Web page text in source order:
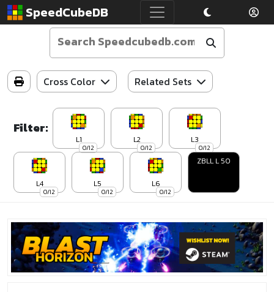
SpeedCubeDB
Cross Color Related Sets
Filter:
0/12
L1
0/12
L2
0/12
L3
0/12
L4
0/12
L5
0/12
L6
ZBLL L 50